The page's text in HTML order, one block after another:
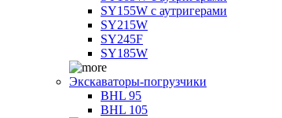
SY155W с аутригерами
SY215W
SY245F
SY185W
Экскаваторы-погрузчики
BHL 95
BHL 105